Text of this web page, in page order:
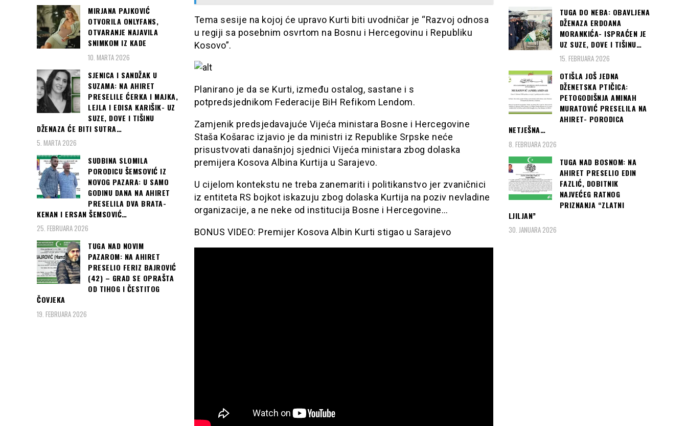
Tema sesije na kojoj će upravo Kurti biti uvodničar je “Razvoj odnosa
u regiji sa posebnim osvrtom na Bosnu i Hercegovinu i Republiku
Kosovo”.
Planirano je da se Kurti, između ostalog, sastane i s
potpredsjednikom Federacije BiH Refikom Lendom.
Zamjenik predsjedavajuće Vijeća ministara Bosne i Hercegovine
Staša Košarac izjavio je da ministri iz Republike Srpske neće
prisustvovati današnjoj sjednici Vijeća ministara zbog dolaska
premijera Kosova Albina Kurtija u Sarajevo.
U cijelom kontekstu ne treba zanemariti i politikanstvo jer zvaničnici
iz entiteta RS bojkot iskazuju zbog dolaska Kurtija na poziv nevladine
organizacije, a ne neke od institucija Bosne i Hercegovine…
BONUS VIDEO: Premijer Kosova Albin Kurti stigao u Sarajevo
MIRJANA PAJKOVIĆ
OTVORILA ONLYFANS,
OTVARANJE NAJAVILA
SNIMKOM IZ KADE
10. MARTA 2026
SJENICA I SANDŽAK U
SUZAMA: NA AHIRET
PRESELILE ĆERKA I MAJKA,
LEJLA I EDISA KARIŠIK- UZ
SUZE, DOVE I TIŠINU
DŽENAZA ĆE BITI SUTRA…
5. MARTA 2026
SUDBINA SLOMILA
PORODICU ŠEMSOVIĆ IZ
NOVOG PAZARA: U SAMO
GODINU DANA NA AHIRET
PRESELILA DVA BRATA-
KENAN I ERSAN ŠEMSOVIĆ…
25. FEBRUARA 2026
TUGA NAD NOVIM
PAZAROM: NA AHIRET
PRESELIO FERIZ BAJROVIĆ
(42) – GRAD SE OPRAŠTA
OD TIHOG I ČESTITOG
ČOVJEKA
19. FEBRUARA 2026
TUGA DO NEBA: OBAVLJENA
DŽENAZA ERDOANA
MORANKIĆA- ISPRAĆEN JE
UZ SUZE, DOVE I TIŠINU…
15. FEBRUARA 2026
OTIŠLA JOŠ JEDNA
DŽENETSKA PTIČICA:
PETOGODIŠNJA AMINAH
MURATOVIĆ PRESELILA NA
AHIRET- PORODICA
NETJEŠNA…
8. FEBRUARA 2026
TUGA NAD BOSNOM: NA
AHIRET PRESELIO EDIN
FAZLIĆ, DOBITNIK
NAJVEĆEG RATNOG
PRIZNANJA “ZLATNI
LJILJAN”
30. JANUARA 2026